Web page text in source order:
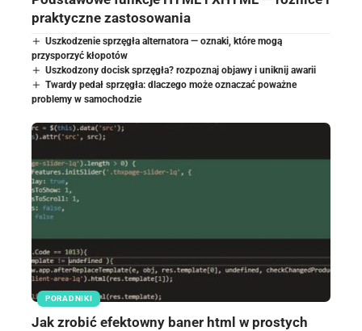
praktyczne zastosowania
Uszkodzenie sprzęgła alternatora — oznaki, które mogą
przysporzyć kłopotów
Uszkodzony docisk sprzęgła? rozpoznaj objawy i uniknij awarii
Twardy pedał sprzęgła: dlaczego może oznaczać poważne
problemy w samochodzie
PORADNIKI
Jak zrobić efektowny baner html w prostych